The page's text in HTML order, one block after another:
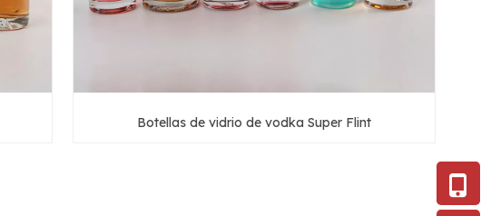
Botellas de vidrio de vodka Super Flint